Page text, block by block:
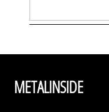
METALINSIDE